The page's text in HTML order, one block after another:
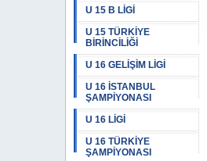
U 15 B LİGİ
U 15 TÜRKİYE
BİRİNCİLİĞİ
U 16 GELİŞİM LİGİ
U 16 İSTANBUL
ŞAMPİYONASI
U 16 LİGİ
U 16 TÜRKİYE
ŞAMPİYONASI